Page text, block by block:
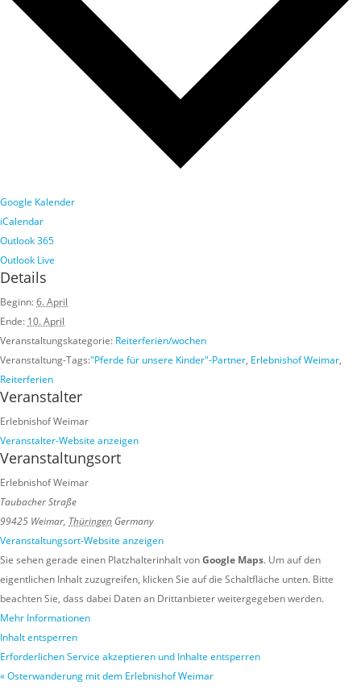
Google Kalender
iCalendar
Outlook 365
Outlook Live
Details
Beginn:6. April
Ende: 10. April
Veranstaltungskategorie: Reiterferien/wochen
Veranstaltung-Tags:"Pferde für unsere Kinder"-Partner, Erlebnishof Weimar,
Reiterferien
Veranstalter
Erlebnishof Weimar
Veranstalter-Website anzeigen
Veranstaltungsort
Erlebnishof Weimar
Taubacher Straße
99425 Weimar, Thüringen Germany
Veranstaltungsort-Website anzeigen
Sie sehen gerade einen Platzhalterinhalt vonGoogle Maps. Um auf den
eigentlichen Inhalt zuzugreifen, klicken Sie auf die Schaltfläche unten. Bitte
beachten Sie, dass dabei Daten an Drittanbieter weitergegeben werden.
Mehr Informationen
Inhalt entsperren
Erforderlichen Service akzeptieren und Inhalte entsperren
«Osterwanderung mit dem Erlebnishof Weimar